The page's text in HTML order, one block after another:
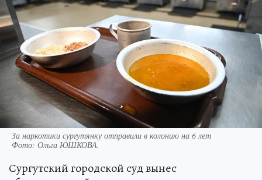
За наркотики сургутянку отправили в колонию на 6 лет
Фото: Ольга ЮШКОВА.
Сургутский городской суд вынес